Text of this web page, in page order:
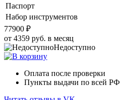
Паспорт
Набор инструментов
77900 ₽
от 4359 руб. в месяц
Недоступно
Оплата после проверки
Пункты выдачи по всей РФ